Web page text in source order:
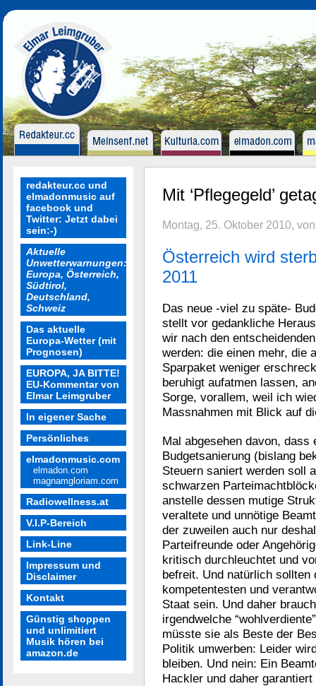
redakteur.cc und
elmadonmusic auf
facebook und
Twitter: Jetzt dabei
sein:-)
Aktuelle
Unwetterwarnungen:
Europa, Österreich,
Südtirol,
Deutschland,
Schweiz
Das aktuelle
Europa-Wetter (mit
Prognosen)
EUROPA, JA BITTE!
EU-Kommentar von
Elmar Leimgruber
In eigener Sache
Persönliches
elmadonmusic.com
elmadon.com
magnamgloriam.com
Radiowellness.at
V.I.P-Bereich
Link-Line
Impressum und
Disclaimer
Kontakt
Günstig shoppen
und unlimitiert
Musik hören bei
amazon.de
Mit ‘Pflegegeld’
Montag, 25. Oktober 2010,
Österreich wird
2011
Das neue -viel zu späte-
stellt vor gedankliche
wir nach den
werden: die einen mehr, die
Sparpaket weniger
beruhigt aufatmen lassen,
Sorge, vorallem, weil ich
Massnahmen mit Blick auf
Mal abgesehen davon,
Budgetsanierung (bislang
Steuern saniert werden soll
schwarzen
anstelle dessen mutige
veraltete und unnötige
der zuweilen auch nur
Parteifreunde oder
kritisch durchleuchtet und
befreit. Und natürlich
kompetentesten und
Staat sein. Und daher
irgendwelche
müsste sie als Beste der
Politik umwerben: Leider
bleiben. Und nein: Ein
Hackler und daher